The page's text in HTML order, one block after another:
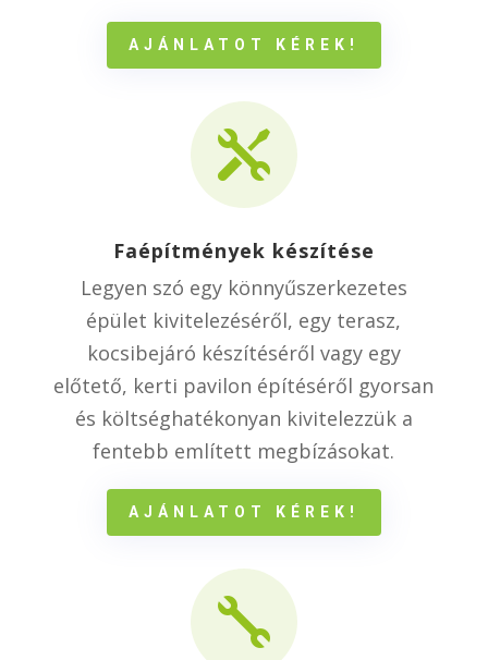
AJÁNLATOT KÉREK!

Faépítmények készítése
Legyen szó egy könnyűszerkezetes
épület kivitelezéséről, egy terasz,
kocsibejáró készítéséről vagy egy
előtető, kerti pavilon építéséről gyorsan
és költséghatékonyan kivitelezzük a
fentebb említett megbízásokat.
AJÁNLATOT KÉREK!
